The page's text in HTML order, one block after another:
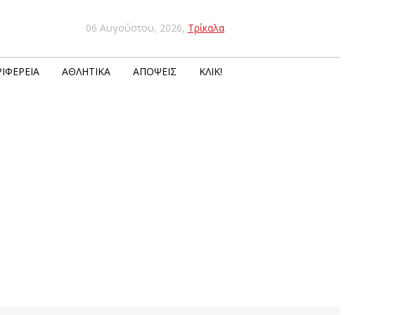
06 Αυγούστου, 2026, Τρίκαλα
ΑΘΛΗΤΙΚΆ ΑΠΌΨΕΙΣ ΚΛΙΚ!